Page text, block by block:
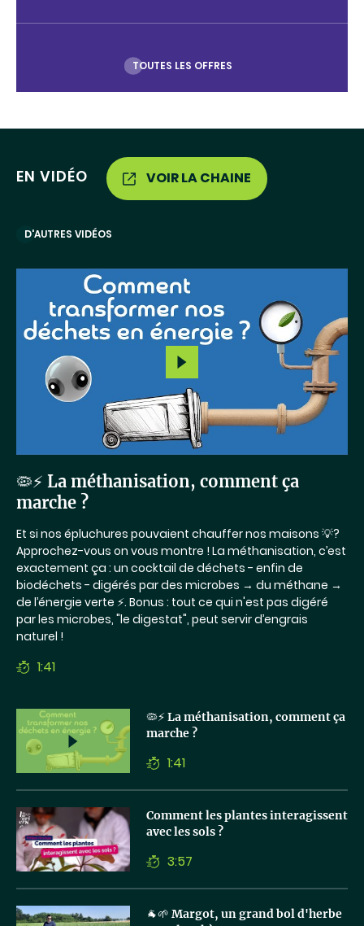
TOUTES LES OFFRES
EN VIDÉO VOIR LA CHAINE
D'AUTRES VIDÉOS
🦠⚡ La méthanisation, comment ça
marche ?
Et si nos épluchures pouvaient chauffer nos maisons 💡?
Approchez-vous on vous montre ! La méthanisation, c’est
exactement ça : un cocktail de déchets - enfin de
biodéchets - digérés par des microbes → du méthane →
de l’énergie verte ⚡. Bonus : tout ce qui n'est pas digéré
par les microbes, "le digestat", peut servir d’engrais
naturel !
Temps
lecture
1:41
Lancer
la
vidéo
🦠⚡ La méthanisation, comment ça
marche ?
Temps
de
lecture
1:41
Lancer
la
vidéo
Comment les plantes interagissent
avec les sols ?
Temps
de
lecture
3:57
Lancer
🐐🌱 Margot, un grand bol d'herbe